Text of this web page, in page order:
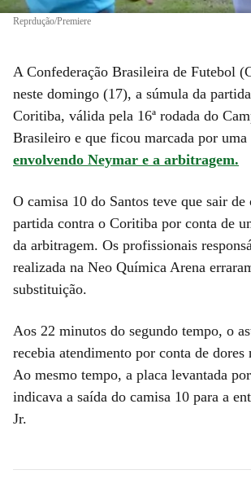
Reprdução/Premiere
A Confederação Brasileira de Futebol
neste domingo (17), a súmula da
Coritiba, válida pela 16ª rodada do
Brasileiro e que ficou marcada por uma
envolvendo Neymar e a arbitragem.
O camisa 10 do Santos teve que sair de
partida contra o Coritiba por conta de
da arbitragem. Os profissionais
realizada na Neo Química Arena
substituição.
Aos 22 minutos do segundo tempo, o
recebia atendimento por conta de dores
Ao mesmo tempo, a placa levantada
indicava a saída do camisa 10 para a
Jr.